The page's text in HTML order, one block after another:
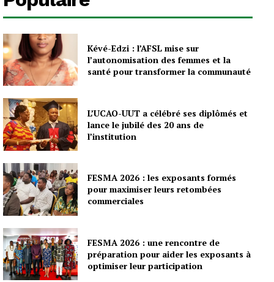
Kévé-Edzi : l’AFSL mise sur
l’autonomisation des femmes et la
santé pour transformer la communauté
L’UCAO-UUT a célébré ses diplômés et
lance le jubilé des 20 ans de
l’institution
FESMA 2026 : les exposants formés
pour maximiser leurs retombées
commerciales
FESMA 2026 : une rencontre de
préparation pour aider les exposants à
optimiser leur participation